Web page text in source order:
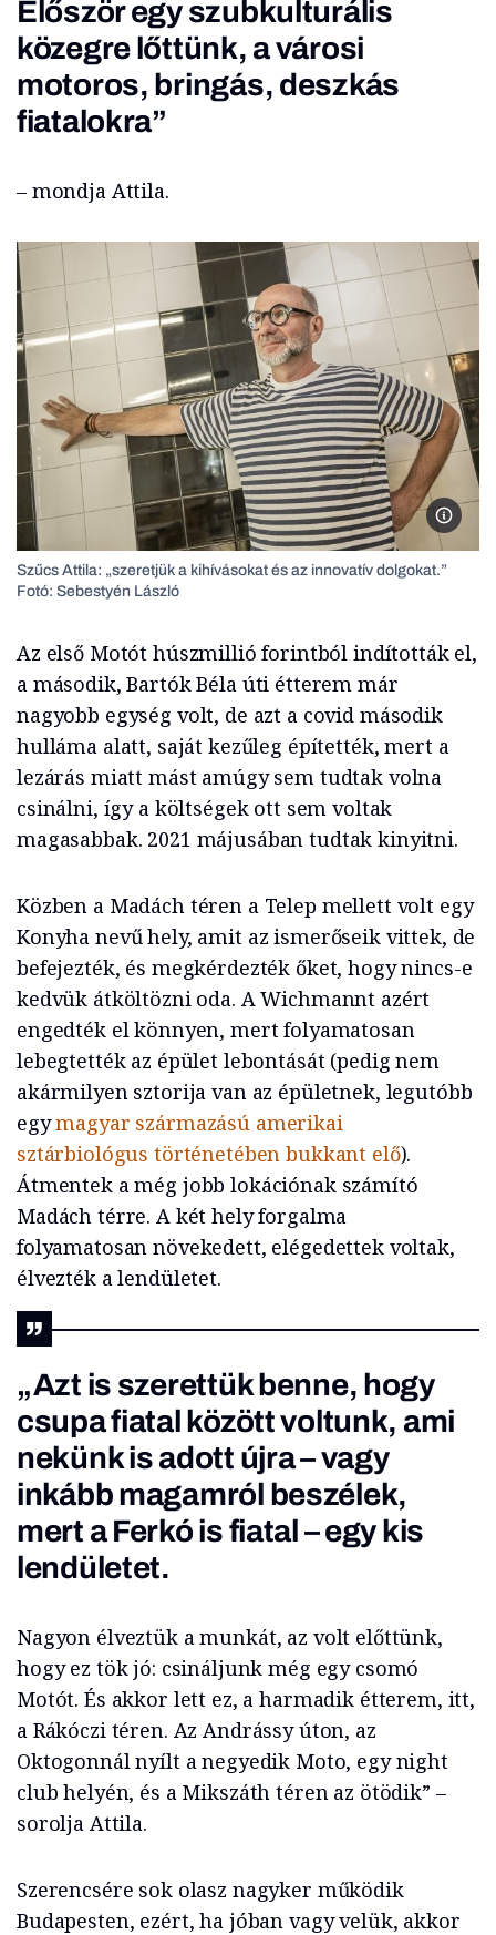
Először egy szubkulturális
közegre lőttünk, a városi
motoros, bringás, deszkás
fiatalokra”
– mondja Attila.
Szűcs
Szűcs Attila: „szeretjük a kihívásokat és az innovatív dolgokat.”
Fotó: Sebestyén László
Az első Motót húszmillió forintból indították el,
a második, Bartók Béla úti étterem már
nagyobb egység volt, de azt a covid második
hulláma alatt, saját kezűleg építették, mert a
lezárás miatt mást amúgy sem tudtak volna
csinálni, így a költségek ott sem voltak
magasabbak. 2021 májusában tudtak kinyitni.
Közben a Madách téren a Telep mellett volt egy
Konyha nevű hely, amit az ismerőseik vittek, de
befejezték, és megkérdezték őket, hogy nincs-e
kedvük átköltözni oda. A Wichmannt azért
engedték el könnyen, mert folyamatosan
lebegtették az épület lebontását (pedig nem
akármilyen sztorija van az épületnek, legutóbb
egymagyar származású amerikai
sztárbiológus történetében bukkant elő).
Átmentek a még jobb lokációnak számító
Madách térre. A két hely forgalma
folyamatosan növekedett, elégedettek voltak,
élvezték a lendületet.
„Azt is szerettük benne, hogy
csupa fiatal között voltunk, ami
nekünk is adott újra – vagy
inkább magamról beszélek,
mert a Ferkó is fiatal – egy kis
lendületet.
Nagyon élveztük a munkát, az volt előttünk,
hogy ez tök jó: csináljunk még egy csomó
Motót. És akkor lett ez, a harmadik étterem, itt,
a Rákóczi téren. Az Andrássy úton, az
Oktogonnál nyílt a negyedik Moto, egy night
club helyén, és a Mikszáth téren az ötödik” –
sorolja Attila.
Szerencsére sok olasz nagyker működik
Budapesten, ezért, ha jóban vagy velük, akkor